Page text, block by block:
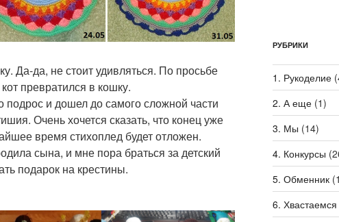
Да-да, не стоит удивляться. По просьбе
превратился в кошку.
подрос и дошел до самого сложной части
Очень хочется сказать, что конец уже
время стихоплед будет отложен.
сына, и мне пора браться за детский
подарок на крестины.
РУБРИКИ
1. Рукоделие
2. А еще(1)
3. Мы (14)
4. Конкурсы
5. Обменник
6. Хвастаемся